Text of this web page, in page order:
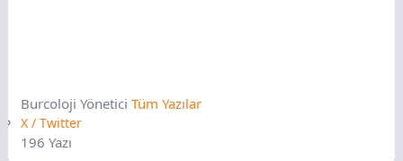
BurcolojiYöneticiTüm Yazılar
X / Twitter
196 Yazı